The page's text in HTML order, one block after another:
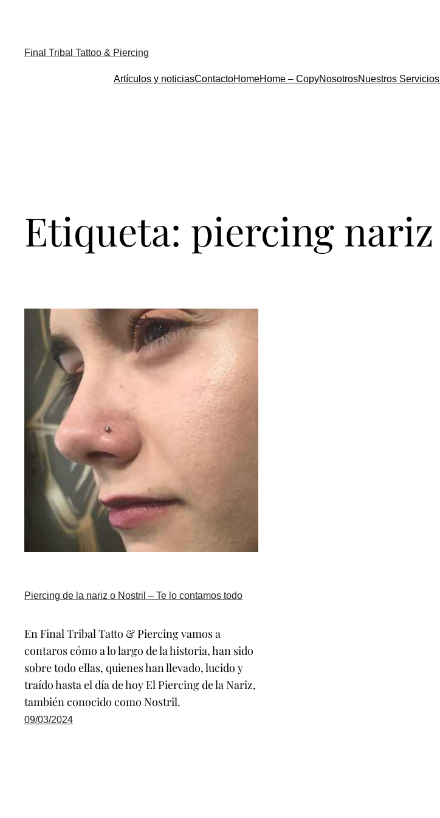
Final Tribal Tattoo & Piercing
Artículos y noticiasContactoHomeHome – CopyNosotrosNuestros Servicios
Etiqueta: piercing nariz
Piercing de la nariz o Nostril – Te lo contamos todo
En Final Tribal Tatto & Piercing vamos a
contaros cómo a lo largo de la historia, han sido
sobre todo ellas, quienes han llevado, lucido y
traído hasta el día de hoy El Piercing de la Nariz,
también conocido como Nostril.
09/03/2024